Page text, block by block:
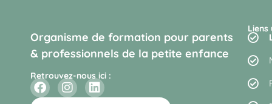
Organisme de formation pour parents
& professionnels de la petite enfance
Retrouvez-nous ici :
Liens